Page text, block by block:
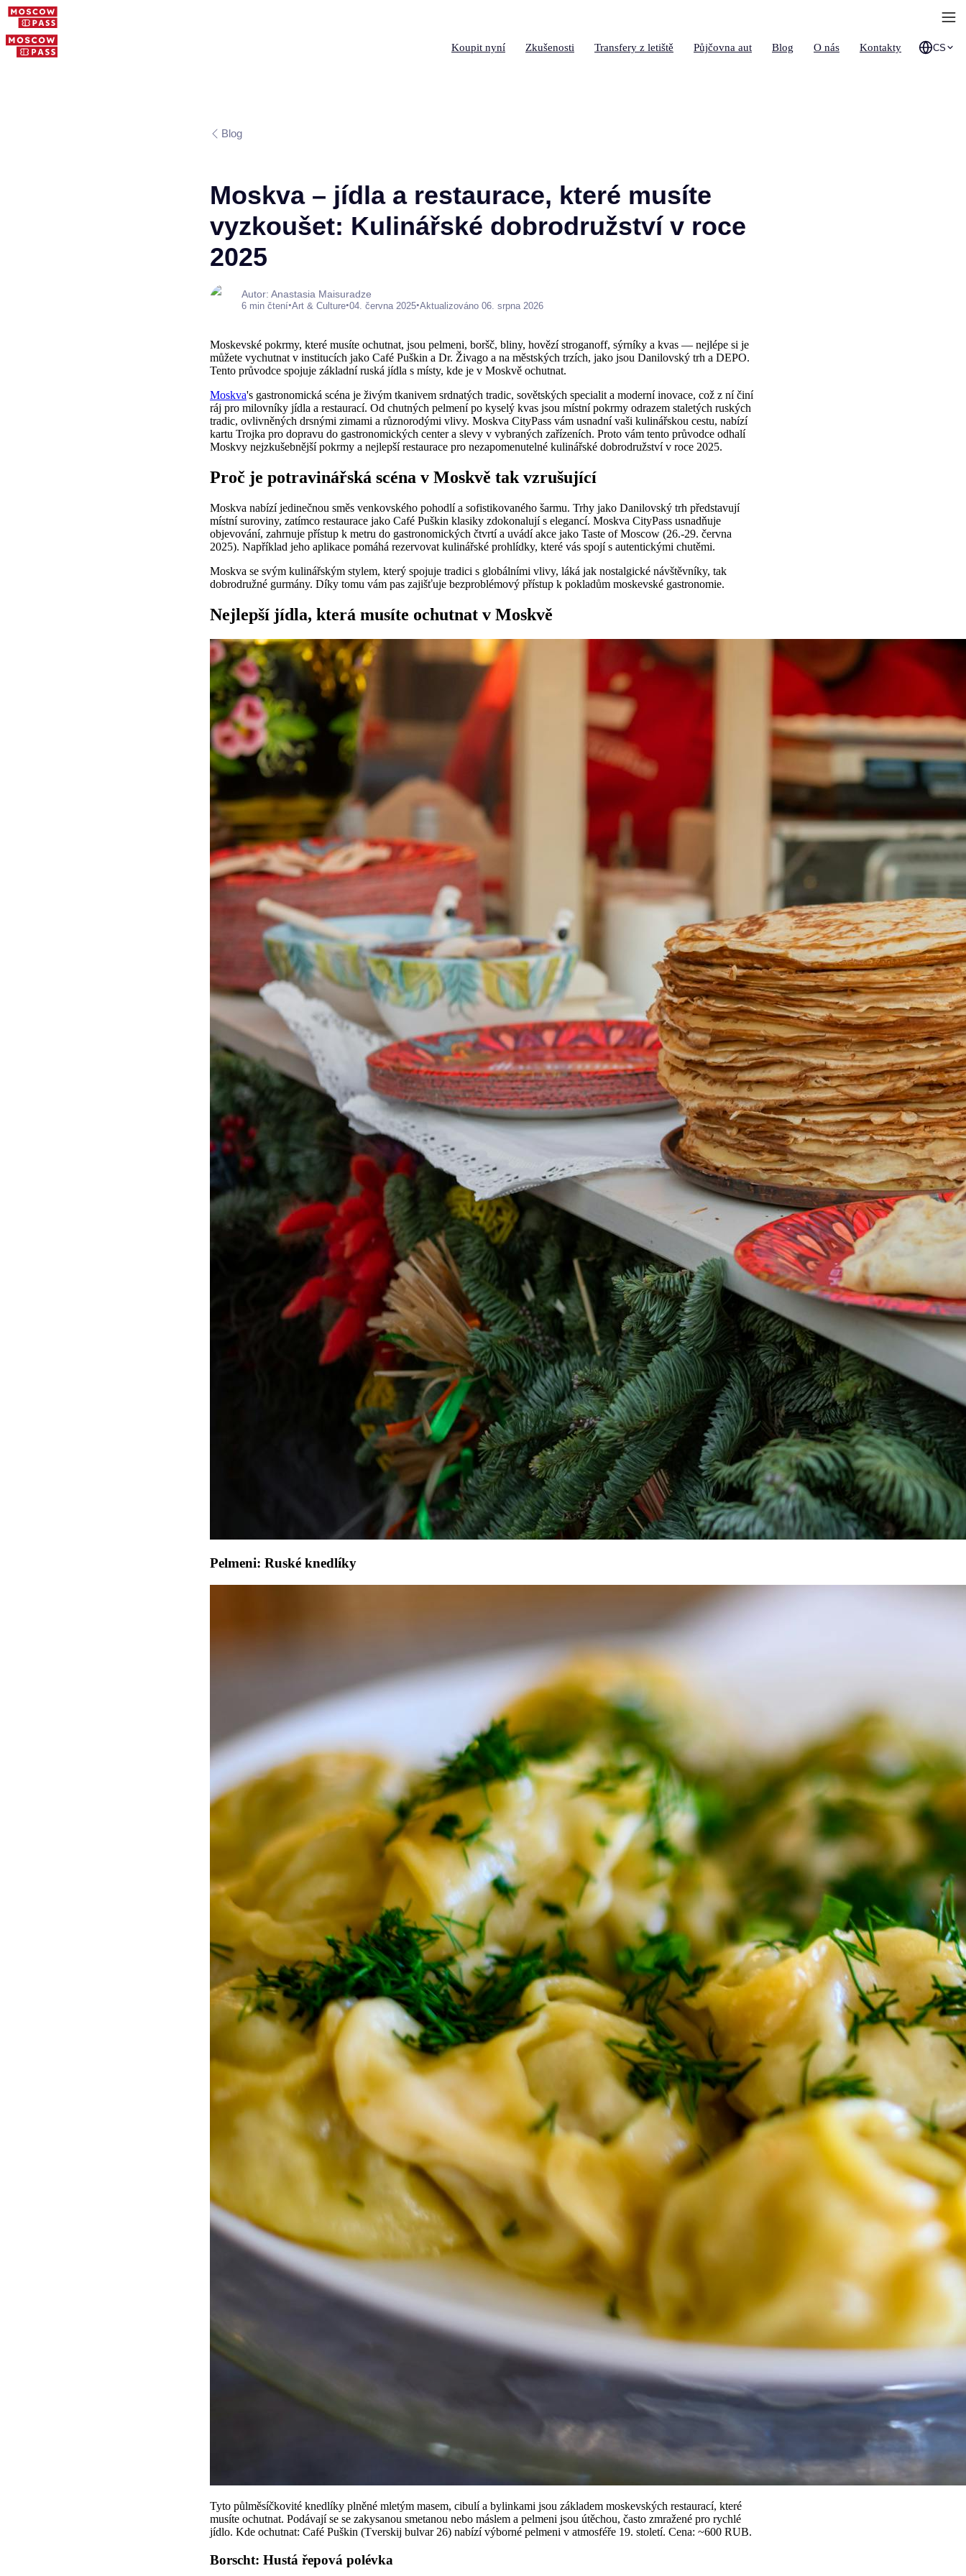
Koupit nyní Zkušenosti Transfery z letiště Půjčovna aut Blog O nás Kontakty CS
Blog
Moskva – jídla a restaurace, které musíte
vyzkoušet: Kulinářské dobrodružství v roce
2025
Autor: Anastasia Maisuradze
6 min čtení•Art & Culture•04. června 2025•Aktualizováno 06. srpna 2026
Moskevské pokrmy, které musíte ochutnat, jsou pelmeni, boršč, bliny, hovězí stroganoff, sýrníky a kvas — nejlépe si je
můžete vychutnat v institucích jako Café Puškin a Dr. Živago a na městských trzích, jako jsou Danilovský trh a DEPO.
Tento průvodce spojuje základní ruská jídla s místy, kde je v Moskvě ochutnat.
Moskva's gastronomická scéna je živým tkanivem srdnatých tradic, sovětských specialit a moderní inovace, což z ní činí
ráj pro milovníky jídla a restaurací. Od chutných pelmení po kyselý kvas jsou místní pokrmy odrazem staletých ruských
tradic, ovlivněných drsnými zimami a různorodými vlivy. Moskva CityPass vám usnadní vaši kulinářskou cestu, nabízí
kartu Trojka pro dopravu do gastronomických center a slevy v vybraných zařízeních. Proto vám tento průvodce odhalí
Moskvy nejzkušebnější pokrmy a nejlepší restaurace pro nezapomenutelné kulinářské dobrodružství v roce 2025.
Proč je potravinářská scéna v Moskvě tak vzrušující
Moskva nabízí jedinečnou směs venkovského pohodlí a sofistikovaného šarmu. Trhy jako Danilovský trh představují
místní suroviny, zatímco restaurace jako Café Puškin klasiky zdokonalují s elegancí. Moskva CityPass usnadňuje
objevování, zahrnuje přístup k metru do gastronomických čtvrtí a uvádí akce jako Taste of Moscow (26.-29. června
2025). Například jeho aplikace pomáhá rezervovat kulinářské prohlídky, které vás spojí s autentickými chutěmi.
Moskva se svým kulinářským stylem, který spojuje tradici s globálními vlivy, láká jak nostalgické návštěvníky, tak
dobrodružné gurmány. Díky tomu vám pas zajišťuje bezproblémový přístup k pokladům moskevské gastronomie.
Nejlepší jídla, která musíte ochutnat v Moskvě
Pelmeni: Ruské knedlíky
Tyto půlměsíčkovité knedlíky plněné mletým masem, cibulí a bylinkami jsou základem moskevských restaurací, které
musíte ochutnat. Podávají se se zakysanou smetanou nebo máslem a pelmeni jsou útěchou, často zmražené pro rychlé
jídlo. Kde ochutnat: Café Puškin (Tverskij bulvar 26) nabízí výborné pelmeni v atmosféře 19. století. Cena: ~600 RUB.
Borscht: Hustá řepová polévka